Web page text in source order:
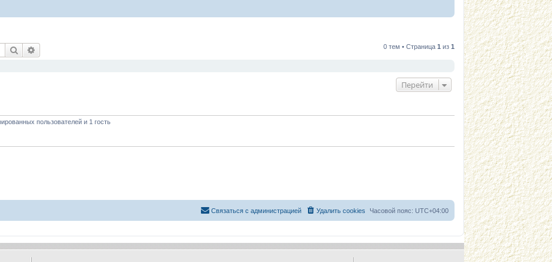
Поиск 0 тем • Страница 1 из 1
Перейти
пользователей и 1 гость
Часовой пояс: UTC+04:00
Удалить cookies
Связаться с администрацией